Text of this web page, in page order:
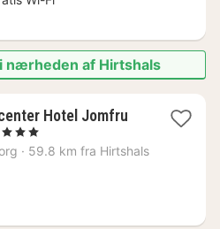
kr.
nærheden af Hirtshals
Hotel Jomfru
1
nat
fra
, 3 Stjerner
· 59.8 km fra Hirtshals